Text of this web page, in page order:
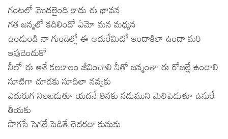
గంటలో మొదలైంది కాదు ఈ భావన
గత జన్మలో కదిలిందో ఏమో మన మధ్యన
ఉండుండి నా గుండెల్లో ఈ అదురేమిటో ఇందాకిలా ఉందా మరి
ఇపుడెందుకో
నీలో ఈ ఆశే కలకాలం జీవించాలి నీతో జన్మంతా ఈ రోజల్లే ఉండాలి
సూటిగా చూడకు సూదిలా నవ్వకు
ఎదురుగ నిలబడుతూ యదనే తినకు నడుముని మెలిపెడుతూ ఉసురే
తీయకు
సొగసే సెగలే పెడితే చెదరదా కునుకు